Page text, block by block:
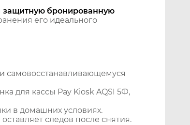
защитную бронированную
его идеального
самовосстанавливающемуся
для кассы Pay Kiosk AQSI 5Ф,
в домашних условиях.
следов после снятия.